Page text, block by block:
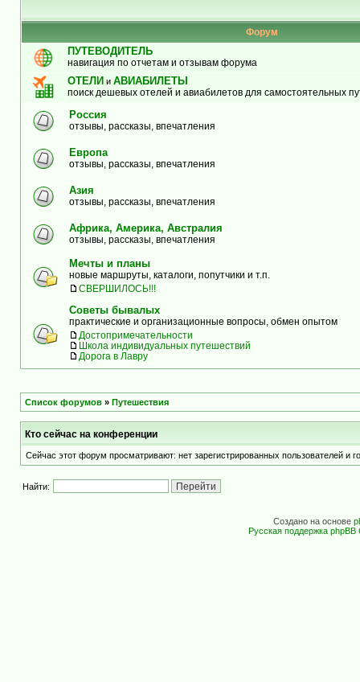
Форум
ПУТЕВОДИТЕЛЬ
навигация по отчетам и отзывам форума
ОТЕЛИ и АВИАБИЛЕТЫ
поиск дешевых отелей и авиабилетов для самостоятельных
Россия
отзывы, рассказы, впечатления
Европа
отзывы, рассказы, впечатления
Азия
отзывы, рассказы, впечатления
Африка, Америка, Австралия
отзывы, рассказы, впечатления
Мечты и планы
новые маршруты, каталоги, попутчики и т.п.
СВЕРШИЛОСЬ!!!
Советы бывалых
практические и организационные вопросы, обмен опытом
Достопримечательности
Школа индивидуальных путешествий
Дорога в Лавру
Список форумов » Путешествия
Кто сейчас на конференции
Сейчас этот форум просматривают: нет зарегистрированных пользователей и
Найти:
Создано на основе
Русская поддержка phpBB